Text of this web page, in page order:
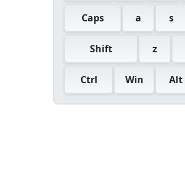
Caps a s
Shift z
Ctrl Win Alt